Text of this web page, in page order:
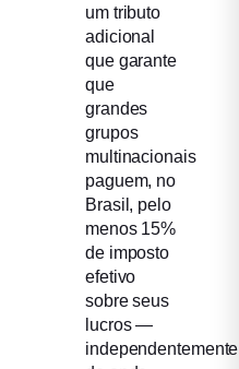
um tributo
adicional
que garante
que
grandes
grupos
multinacionais
paguem, no
Brasil, pelo
menos 15%
de imposto
efetivo
sobre seus
lucros —
independentemente